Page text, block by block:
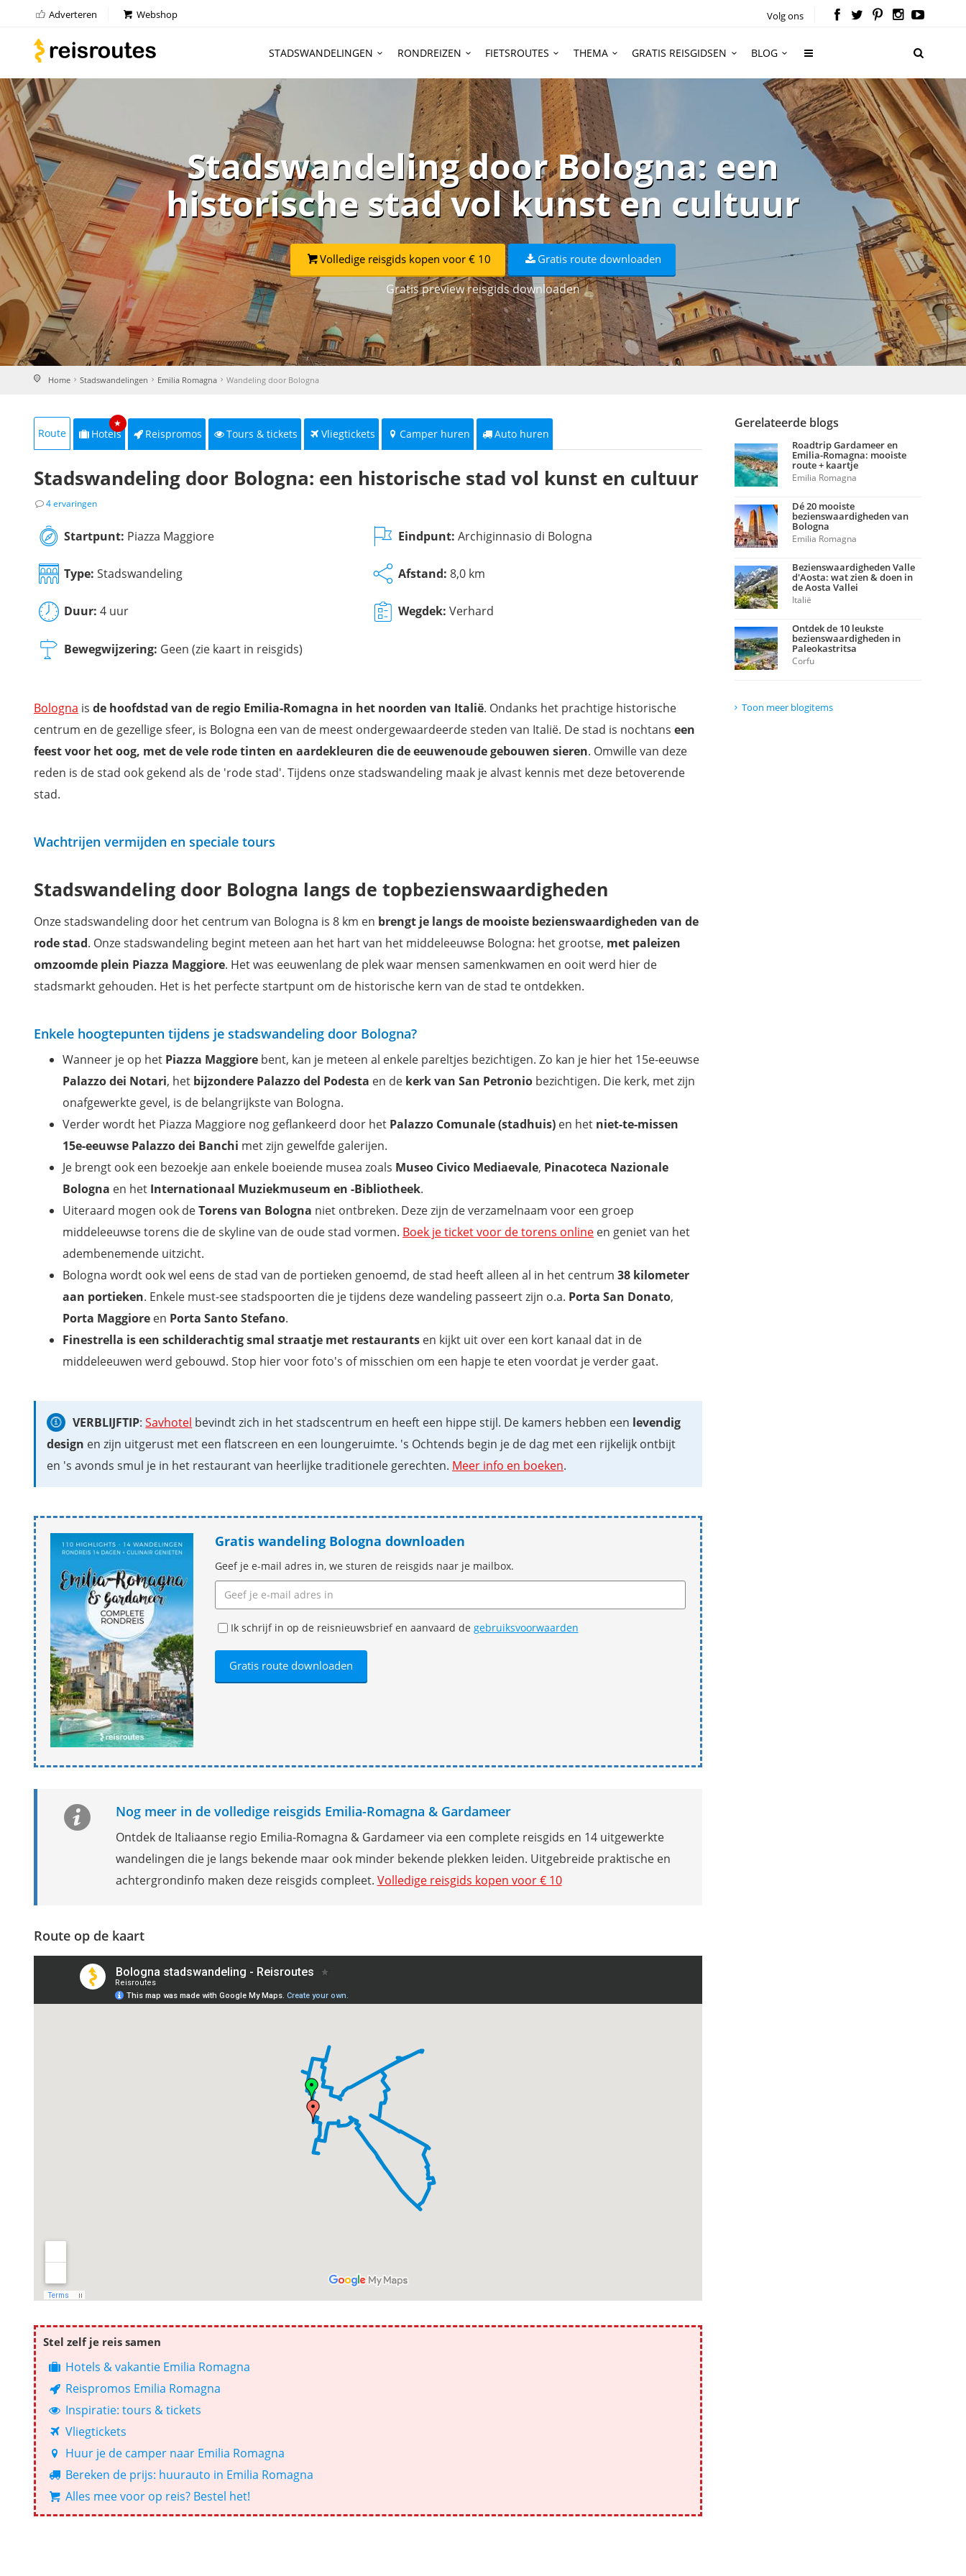
Adverteren Webshop Volg ons
STADSWANDELINGEN RONDREIZEN FIETSROUTES THEMA GRATIS REISGIDSEN BLOG
Stadswandeling door Bologna: een
historische stad vol kunst en cultuur
Volledige reisgids kopen voor € 10 Gratis route downloaden
Gratis preview reisgids downloaden
Home Stadswandelingen Emilia Romagna Wandeling door Bologna
Route Hotels
★
Reispromos Tours & tickets Vliegtickets Camper huren Auto huren
Stadswandeling door Bologna: een historische stad vol kunst en cultuur
4 ervaringen
Startpunt: Piazza Maggiore Eindpunt: Archiginnasio di Bologna
Type: Stadswandeling Afstand: 8,0 km
Duur: 4 uur Wegdek: Verhard
Bewegwijzering: Geen (zie kaart in reisgids)
Bologna is de hoofdstad van de regio Emilia-Romagna in het noorden van Italië. Ondanks het prachtige historische
centrum en de gezellige sfeer, is Bologna een van de meest ondergewaardeerde steden van Italië. De stad is nochtans een
feest voor het oog, met de vele rode tinten en aardekleuren die de eeuwenoude gebouwen sieren. Omwille van deze
reden is de stad ook gekend als de 'rode stad'. Tijdens onze stadswandeling maak je alvast kennis met deze betoverende
stad.
Wachtrijen vermijden en speciale tours
Stadswandeling door Bologna langs de topbezienswaardigheden
Onze stadswandeling door het centrum van Bologna is 8 km en brengt je langs de mooiste bezienswaardigheden van de
rode stad. Onze stadswandeling begint meteen aan het hart van het middeleeuwse Bologna: het grootse, met paleizen
omzoomde plein Piazza Maggiore. Het was eeuwenlang de plek waar mensen samenkwamen en ooit werd hier de
stadsmarkt gehouden. Het is het perfecte startpunt om de historische kern van de stad te ontdekken.
Enkele hoogtepunten tijdens je stadswandeling door Bologna?
Wanneer je op het Piazza Maggiore bent, kan je meteen al enkele pareltjes bezichtigen. Zo kan je hier het 15e-eeuwse
Palazzo dei Notari, het bijzondere Palazzo del Podesta en de kerk van San Petronio bezichtigen. Die kerk, met zijn
onafgewerkte gevel, is de belangrijkste van Bologna.
Verder wordt het Piazza Maggiore nog geflankeerd door het Palazzo Comunale (stadhuis) en het niet-te-missen
15e-eeuwse Palazzo dei Banchi met zijn gewelfde galerijen.
Je brengt ook een bezoekje aan enkele boeiende musea zoals Museo Civico Mediaevale, Pinacoteca Nazionale
Bologna en het Internationaal Muziekmuseum en -Bibliotheek.
Uiteraard mogen ook deTorens van Bologna niet ontbreken. Deze zijn de verzamelnaam voor een groep
middeleeuwse torens die de skyline van de oude stad vormen. Boek je ticket voor de torens online en geniet van het
adembenemende uitzicht.
Bologna wordt ook wel eens de stad van de portieken genoemd, de stad heeft alleen al in het centrum 38 kilometer
aan portieken. Enkele must-see stadspoorten die je tijdens deze wandeling passeert zijn o.a. Porta San Donato,
Porta Maggiore en Porta Santo Stefano.
Finestrella is een schilderachtig smal straatje met restaurants en kijkt uit over een kort kanaal dat in de
middeleeuwen werd gebouwd. Stop hier voor foto's of misschien om een hapje te eten voordat je verder gaat.
VERBLIJFTIP:Savhotel bevindt zich in het stadscentrum en heeft een hippe stijl. De kamers hebben een levendig
design en zijn uitgerust met een flatscreen en een loungeruimte. 's Ochtends begin je de dag met een rijkelijk ontbijt
en 's avonds smul je in het restaurant van heerlijke traditionele gerechten. Meer info en boeken.
Gratis wandeling Bologna downloaden
Geef je e-mail adres in, we sturen de reisgids naar je mailbox.
Ik schrijf in op de reisnieuwsbrief en aanvaard de gebruiksvoorwaarden
Nog meer in de volledige reisgids Emilia-Romagna & Gardameer
Ontdek de Italiaanse regio Emilia-Romagna & Gardameer via een complete reisgids en 14 uitgewerkte
wandelingen die je langs bekende maar ook minder bekende plekken leiden. Uitgebreide praktische en
achtergrondinfo maken deze reisgids compleet. Volledige reisgids kopen voor € 10
Route op de kaart
Stel zelf je reis samen
Hotels & vakantie Emilia Romagna
Reispromos Emilia Romagna
Inspiratie: tours & tickets
Vliegtickets
Huur je de camper naar Emilia Romagna
Bereken de prijs: huurauto in Emilia Romagna
Alles mee voor op reis? Bestel het!
Gerelateerde blogs
Roadtrip Gardameer en
Emilia-Romagna: mooiste
route + kaartje
Emilia Romagna
Dé 20 mooiste
bezienswaardigheden van
Bologna
Emilia Romagna
Bezienswaardigheden Valle
d'Aosta: wat zien & doen in
de Aosta Vallei
Italië
Ontdek de 10 leukste
bezienswaardigheden in
Paleokastritsa
Corfu
Toon meer blogitems